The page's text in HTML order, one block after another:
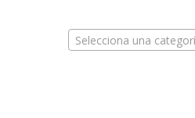
Selecciona una